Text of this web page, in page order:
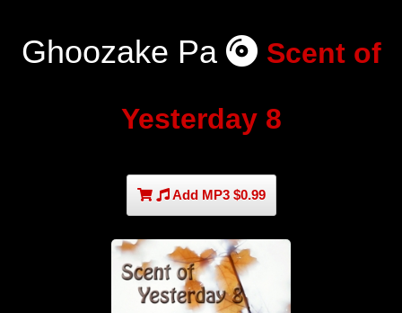
Ghoozake Pa Scent of
Yesterday 8
Add MP3 $0.99